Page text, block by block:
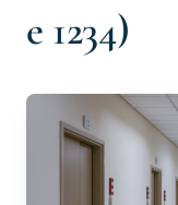
e 1234)